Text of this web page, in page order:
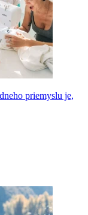
priemyslu je,